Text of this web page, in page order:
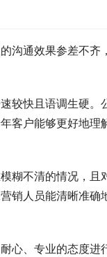
沟通效果参差不齐，
较快且语调生硬。
客户能够更好地理
糊不清的情况，且
销人员能清晰准确
心、专业的态度进